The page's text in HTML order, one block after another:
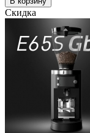
Скидка